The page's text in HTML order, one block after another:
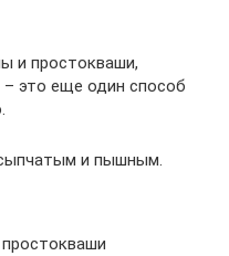
и простокваши,
– это еще один способ
и пышным.